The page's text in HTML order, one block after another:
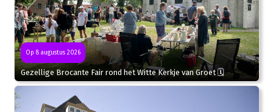
Op 8 augustus 2026
Gezellige Brocante Fair rond het Witte Kerkje van Groet 🗓